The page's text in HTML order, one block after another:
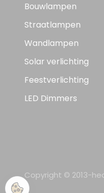
Bouwlampen
Straatlampen
Wandlampen
Solar verlichting
Feestverlichting
LED Dimmers
Copyright © 2013-